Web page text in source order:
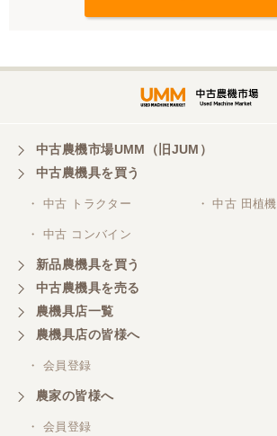
中古農機市場UMM（旧JUM）
中古農機具を買う
・ 中古 トラクター ・ 中古 田植機
・ 中古 コンバイン
新品農機具を買う
中古農機具を売る
農機具店一覧
農機具店の皆様へ
・ 会員登録
農家の皆様へ
・ 会員登録